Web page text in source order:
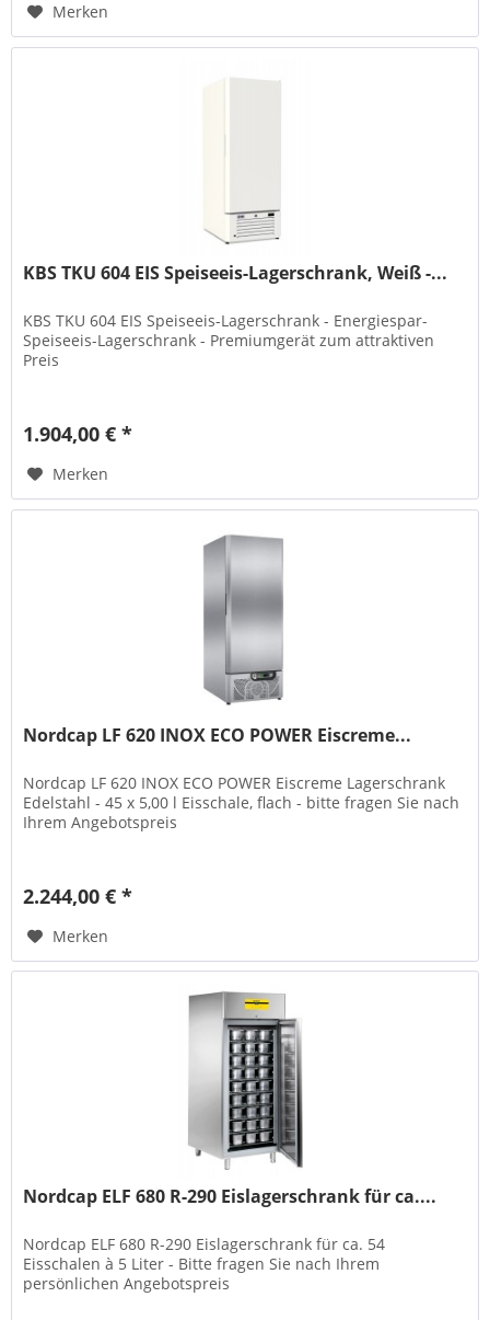
Merken
KBS TKU 604 EIS Speiseeis-Lagerschrank, Weiß -...
KBS TKU 604 EIS Speiseeis-Lagerschrank - Energiespar-
Speiseeis-Lagerschrank - Premiumgerät zum attraktiven
Preis
1.904,00 € *
Merken
Nordcap LF 620 INOX ECO POWER Eiscreme...
Nordcap LF 620 INOX ECO POWER Eiscreme Lagerschrank
Edelstahl - 45 x 5,00 l Eisschale, flach - bitte fragen Sie nach
Ihrem Angebotspreis
2.244,00 € *
Merken
Nordcap ELF 680 R-290 Eislagerschrank für ca....
Nordcap ELF 680 R-290 Eislagerschrank für ca. 54
Eisschalen à 5 Liter - Bitte fragen Sie nach Ihrem
persönlichen Angebotspreis